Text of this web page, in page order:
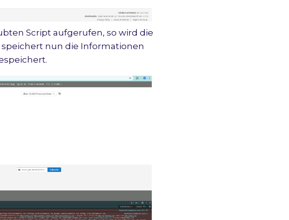
Script aufgerufen, so wird die
speichert nun die Informationen